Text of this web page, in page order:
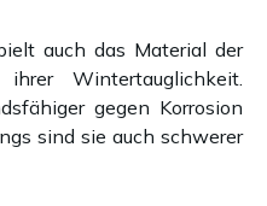
auch das Material der
Wintertauglichkeit.
gegen Korrosion
sind sie auch schwerer